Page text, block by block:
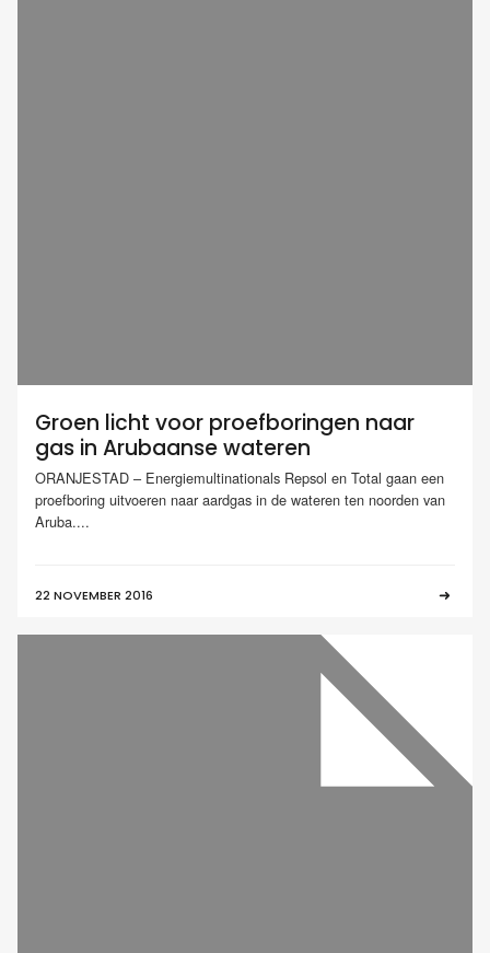
Groen licht voor proefboringen naar
gas in Arubaanse wateren
ORANJESTAD – Energiemultinationals Repsol en Total gaan een
proefboring uitvoeren naar aardgas in de wateren ten noorden van
Aruba....
22 NOVEMBER 2016